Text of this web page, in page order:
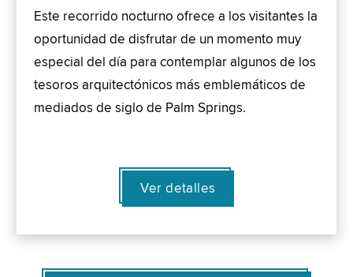
Este recorrido nocturno ofrece a los visitantes la
oportunidad de disfrutar de un momento muy
especial del día para contemplar algunos de los
tesoros arquitectónicos más emblemáticos de
mediados de siglo de Palm Springs.
Ver detalles